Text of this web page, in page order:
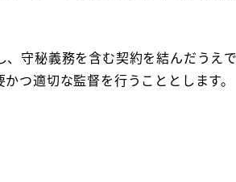
守秘義務を含む契約を結んだうえ
つ適切な監督を行うこととします。